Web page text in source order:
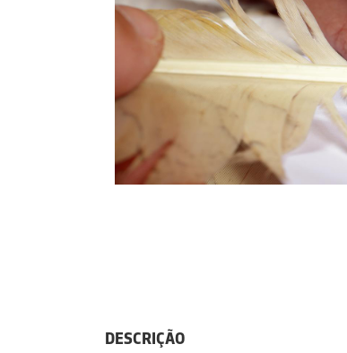
DESCRIÇÃO